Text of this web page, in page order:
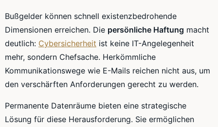
Bußgelder können schnell existenzbedrohende
Dimensionen erreichen. Die persönliche Haftung macht
deutlich: Cybersicherheit ist keine IT-Angelegenheit
mehr, sondern Chefsache. Herkömmliche
Kommunikationswege wie E-Mails reichen nicht aus, um
den verschärften Anforderungen gerecht zu werden.
Permanente Datenräume bieten eine strategische
Lösung für diese Herausforderung. Sie ermöglichen